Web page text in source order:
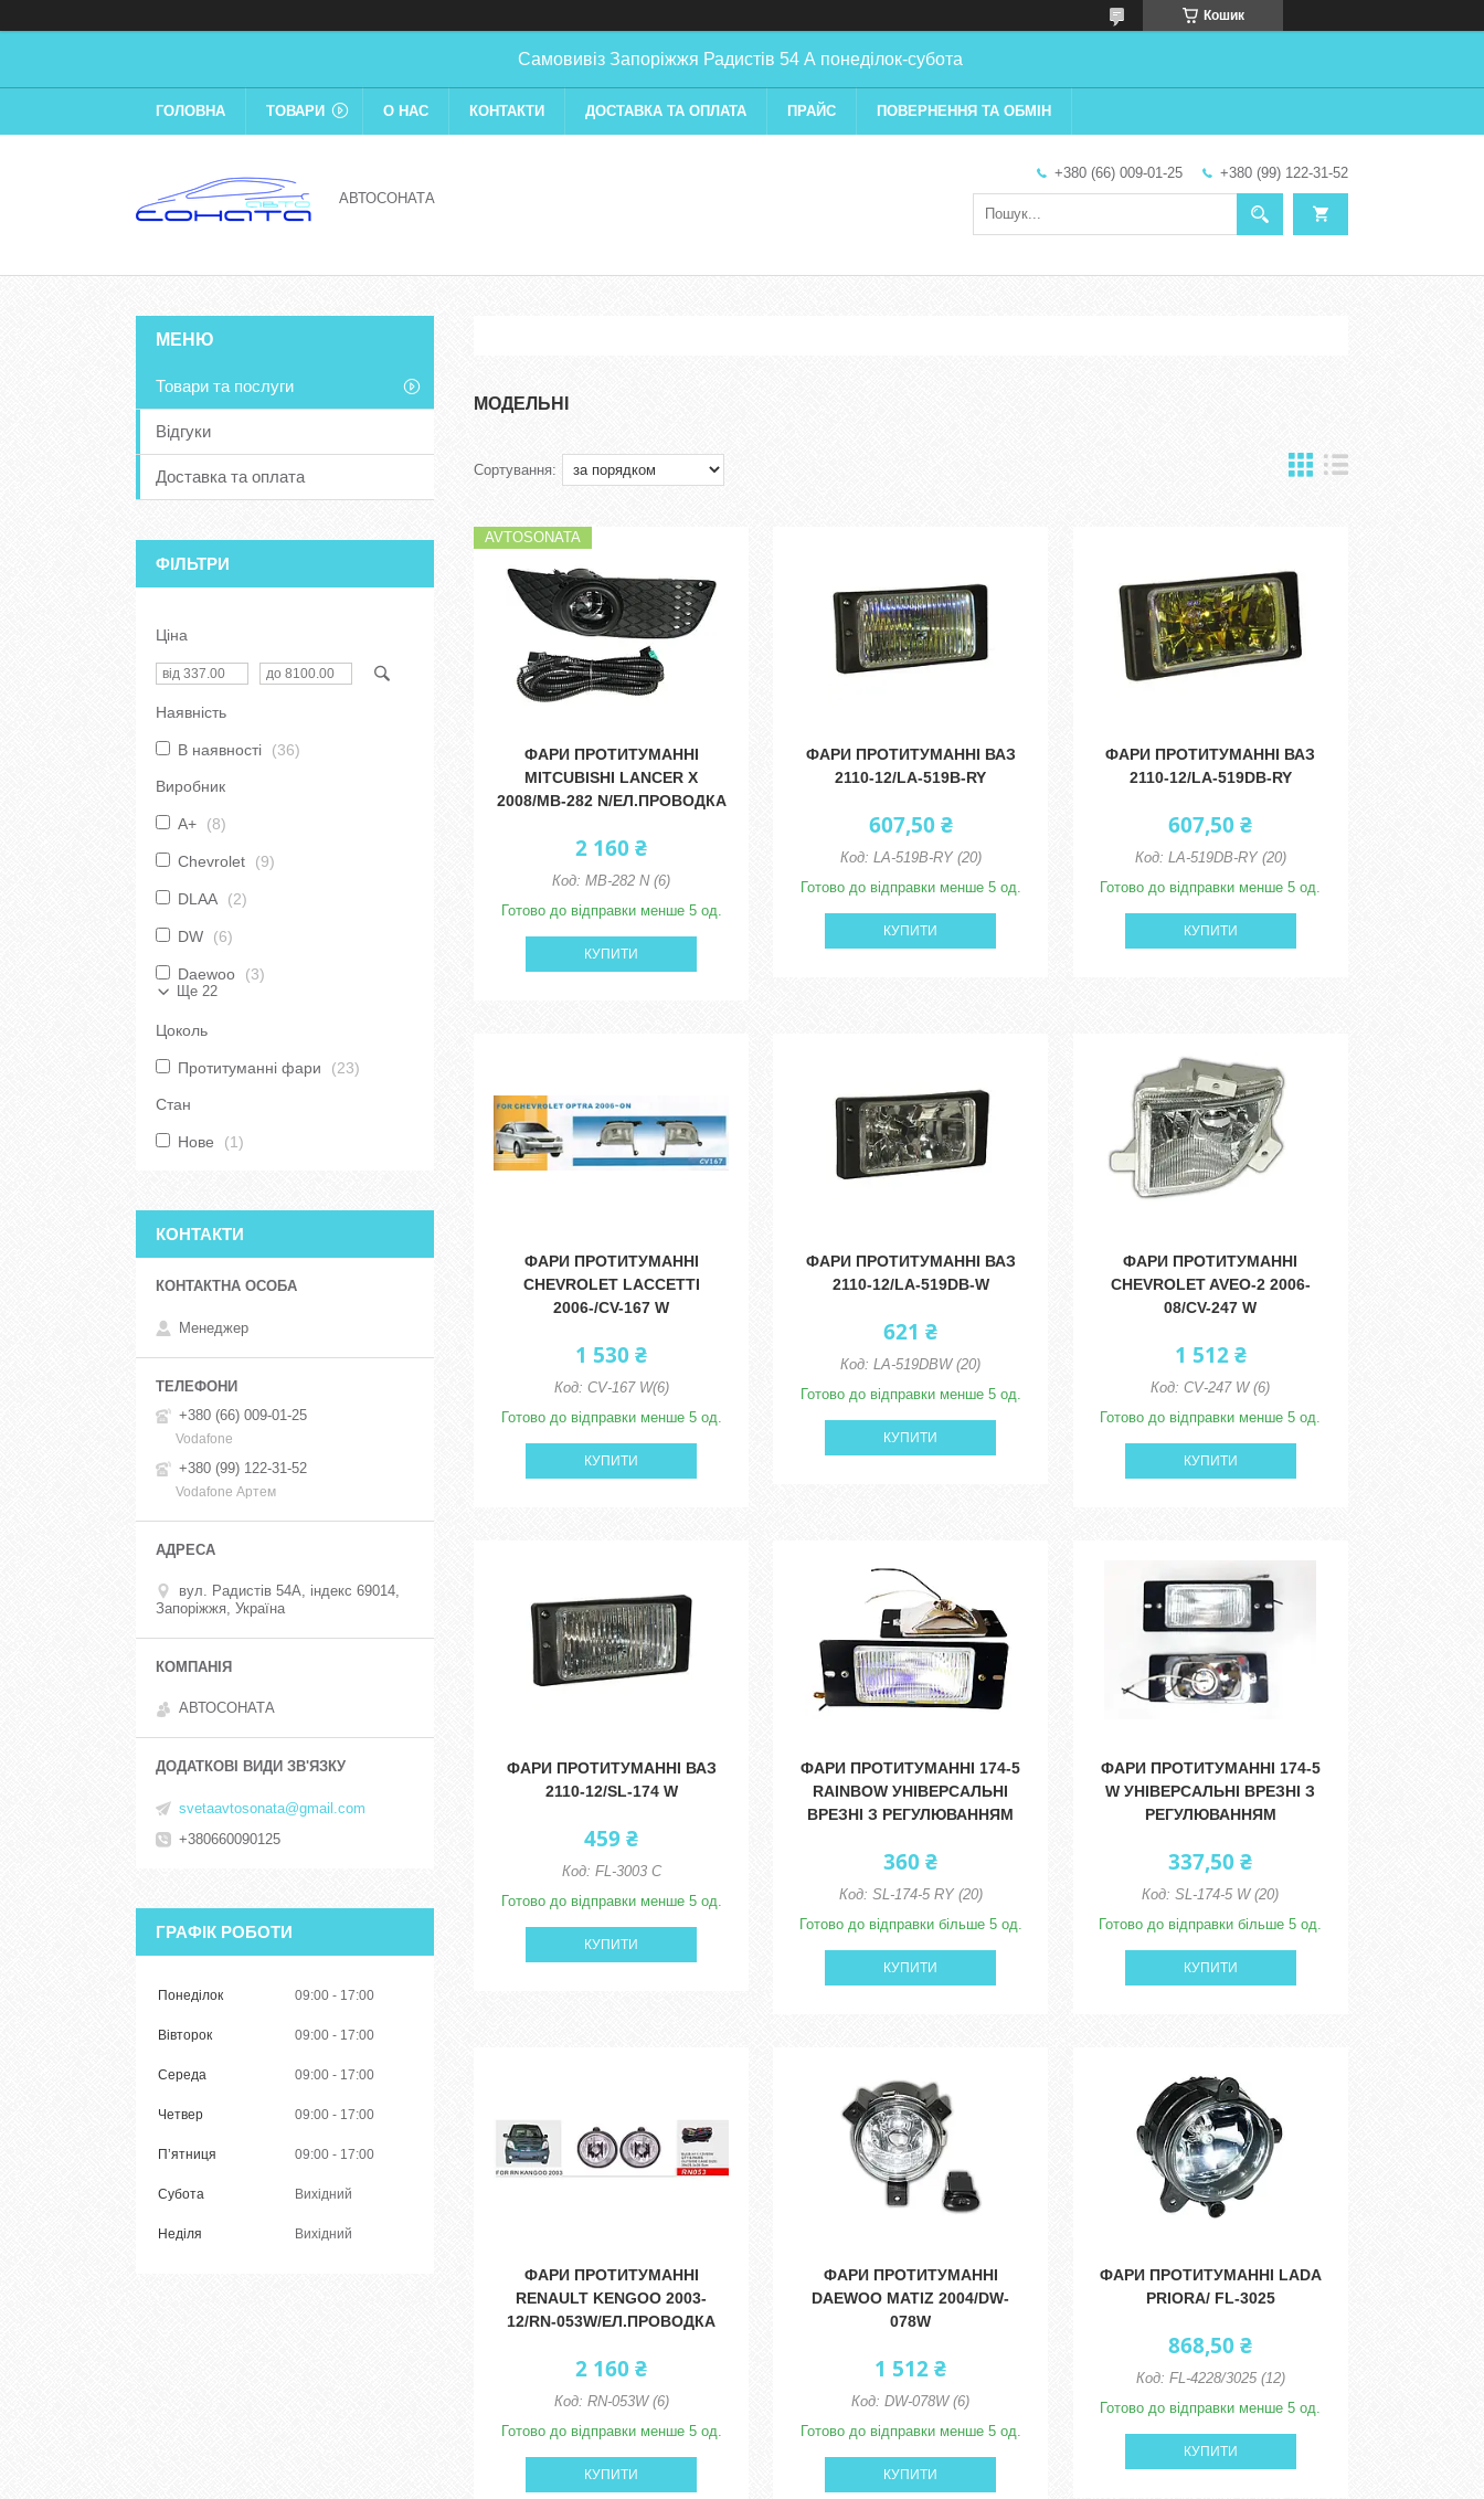
Кошик
Самовивіз Запоріжжя Радистів 54 А понеділок-субота
ГОЛОВНА ТОВАРИ О НАС КОНТАКТИ ДОСТАВКА ТА ОПЛАТА ПРАЙС ПОВЕРНЕННЯ ТА ОБМІН
АВТОСОНАТА
+380 (66) 009-01-25 +380 (99) 122-31-52
МОДЕЛЬНІ
AVTOSONATA
ФАРИ ПРОТИТУМАННІ
MITCUBISHI LANCER X
2008/MB-282 N/ЕЛ.ПРОВОДКА
2 160 ₴
MB-282 N (6)
Готово до відправки менше 5 од.
КУПИТИ
ФАРИ ПРОТИТУМАННІ ВАЗ
2110-12/LA-519B-RY
607,50 ₴
LA-519B-RY (20)
Готово до відправки менше 5 од.
КУПИТИ
ФАРИ ПРОТИТУМАННІ ВАЗ
2110-12/LA-519DB-RY
607,50 ₴
LA-519DB-RY (20)
Готово до відправки менше 5 од.
КУПИТИ
ФАРИ ПРОТИТУМАННІ
CHEVROLET LACCETTI
2006-/CV-167 W
1 530 ₴
CV-167 W(6)
Готово до відправки менше 5 од.
КУПИТИ
ФАРИ ПРОТИТУМАННІ ВАЗ
2110-12/LA-519DB-W
621 ₴
LA-519DBW (20)
Готово до відправки менше 5 од.
КУПИТИ
ФАРИ ПРОТИТУМАННІ
CHEVROLET AVEO-2 2006-
08/CV-247 W
1 512 ₴
CV-247 W (6)
Готово до відправки менше 5 од.
КУПИТИ
ФАРИ ПРОТИТУМАННІ ВАЗ
2110-12/SL-174 W
459 ₴
FL-3003 C
Готово до відправки менше 5 од.
КУПИТИ
ФАРИ ПРОТИТУМАННІ 174-5
RAINBOW УНІВЕРСАЛЬНІ
ВРЕЗНІ З РЕГУЛЮВАННЯМ
360 ₴
SL-174-5 RY (20)
Готово до відправки більше 5 од.
КУПИТИ
ФАРИ ПРОТИТУМАННІ 174-5
W УНІВЕРСАЛЬНІ ВРЕЗНІ З
РЕГУЛЮВАННЯМ
337,50 ₴
SL-174-5 W (20)
Готово до відправки більше 5 од.
КУПИТИ
ФАРИ ПРОТИТУМАННІ
RENAULT KENGOO 2003-
12/RN-053W/ЕЛ.ПРОВОДКА
2 160 ₴
RN-053W (6)
Готово до відправки менше 5 од.
КУПИТИ
ФАРИ ПРОТИТУМАННІ
DAEWOO MATIZ 2004/DW-
078W
1 512 ₴
DW-078W (6)
Готово до відправки менше 5 од.
КУПИТИ
ФАРИ ПРОТИТУМАННІ LADA
PRIORA/ FL-3025
868,50 ₴
FL-4228/3025 (12)
Готово до відправки менше 5 од.
КУПИТИ
Товари та послуги
Відгуки
Доставка та оплата
ФІЛЬТРИ
Ціна
Наявність
В наявності 36
Виробник
A+ 8
Chevrolet 9
DLAA 2
DW 6
Daewoo 3
Ще 22
Цоколь
Протитуманні фари 23
Стан
Нове 1
КОНТАКТИ
Менеджер
+380 (66) 009-01-25
Vodafone
+380 (99) 122-31-52
Vodafone Артем
вул. Радистів 54А, індекс 69014,
Запоріжжя, Україна
АВТОСОНАТА
svetaavtosonata@gmail.com
+380660090125
ГРАФІК РОБОТИ
Понеділок 09:00 17:00
Вівторок 09:00 17:00
Середа 09:00 17:00
Четвер 09:00 17:00
Пʼятниця 09:00 17:00
Субота Вихідний
Неділя Вихідний